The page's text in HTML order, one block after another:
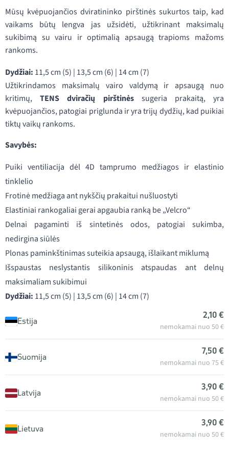
Mūsų kvėpuojančios dviratininko pirštinės sukurtos taip, kad
vaikams būtų lengva jas užsidėti, užtikrinant maksimalų
sukibimą su vairu ir optimalią apsaugą trapioms mažoms
rankoms.
Dydžiai: 11,5 cm (5) | 13,5 cm (6) | 14 cm (7)
Užtikrindamos maksimalų vairo valdymą ir apsaugą nuo
kritimų,TENS dviračių pirštinėssugeria prakaitą, yra
kvėpuojančios, patogiai priglunda ir yra trijų dydžių, kad puikiai
tiktų vaikų rankoms.
Savybės:
Puiki ventiliacija dėl 4D tamprumo medžiagos ir elastinio
tinklelio
Frotinė medžiaga ant nykščių prakaitui nušluostyti
Elastiniai rankogaliai gerai apgaubia ranką be „Velcro“
Delnai pagaminti iš sintetinės odos, patogiai sukimba,
nedirgina siūlės
Plonas paminkštinimas suteikia apsaugą, išlaikant miklumą
Išspaustas neslystantis silikoninis atspaudas ant delnų
maksimaliam sukibimui
Dydžiai: 11,5 cm (5) | 13,5 cm (6) | 14 cm (7)
Estija
2,10 €
nemokamai nuo 50 €
Suomija
7,50 €
nemokamai nuo 75 €
Latvija
3,90 €
nemokamai nuo 50 €
Lietuva
3,90 €
nemokamai nuo 50 €